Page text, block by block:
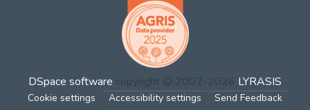
DSpace software copyright © 2002-2026 LYRASIS
Cookie settings Accessibility settings Send Feedback